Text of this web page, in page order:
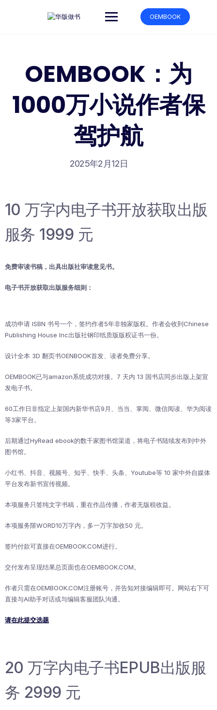
OEMBOOK
OEMBOOK：为
1000万小说作者保
驾护航
2025年2月12日
10 万字内电子书开放获取出版
服务 1999 元
免费审读书稿，出具出版社审读意见书。
电子书开放获取出版服务细则：
成功申请 ISBN 书号一个，签约作者5年非独家版权。作者会收到Chinese
Publishing House Inc出版社钢印纸质版版权证书一份。
设计全本 3D 翻页书OENBOOK首发、读者免费分享。
OEMBOOK已与amazon系统成功对接。7 天内 13 国书店同步出版上架宣
发电子书。
60工作日非指定上架国内新华书店9月、当当、掌阅、微信阅读、华为阅读
等3家平台。
后期通过HyRead ebook的数千家图书馆渠道，将电子书陆续发布到中外
图书馆。
小红书、抖音、视频号、知乎、快手、头条、Youtube等 10 家中外自媒体
平台发布新书宣传视频。
本项服务只签纯文字书稿，重在作品传播，作者无版税收益。
本项服务限WORD10万字内，多一万字加收50 元。
签约付款可直接在OEMBOOK.COM进行。
交付发布呈现结果总页面也在OEMBOOK.COM。
作者只需在OEMBOOK.COM注册账号，并告知对接编辑即可。网站右下可
直接与AI助手对话或与编辑客服团队沟通。
请在此提交选题
20 万字内电子书EPUB出版服
务 2999 元